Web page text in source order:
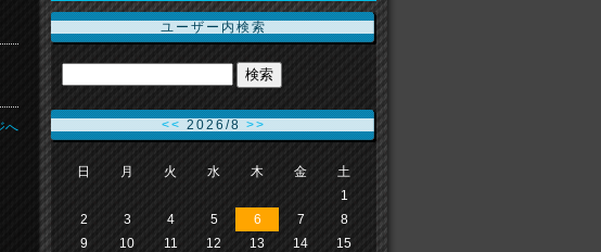
へ
ユーザー内検索
<< 2026/8 >>
日 月 火 水 木 金
土
1
2
3 4 5 6 7
8
9
10 11 12 13 14
15